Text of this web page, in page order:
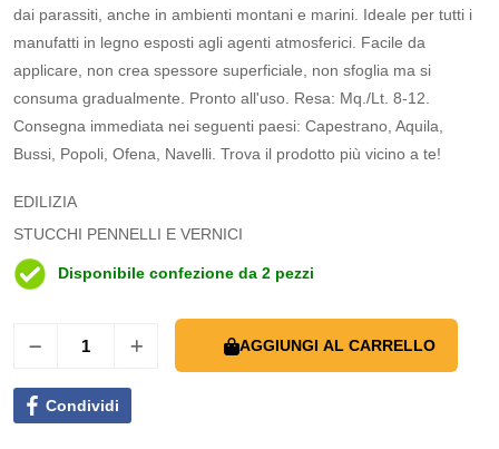
dai parassiti, anche in ambienti montani e marini. Ideale per tutti i
manufatti in legno esposti agli agenti atmosferici. Facile da
applicare, non crea spessore superficiale, non sfoglia ma si
consuma gradualmente. Pronto all'uso. Resa: Mq./Lt. 8-12.
Consegna immediata nei seguenti paesi: Capestrano, Aquila,
Bussi, Popoli, Ofena, Navelli. Trova il prodotto più vicino a te!
EDILIZIA
STUCCHI PENNELLI E VERNICI
Disponibile confezione da 2 pezzi
AGGIUNGI AL CARRELLO
Condividi